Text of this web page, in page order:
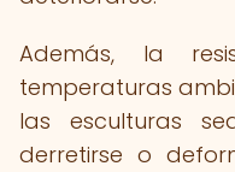
Además, la
temperaturas
las esculturas
derretirse o